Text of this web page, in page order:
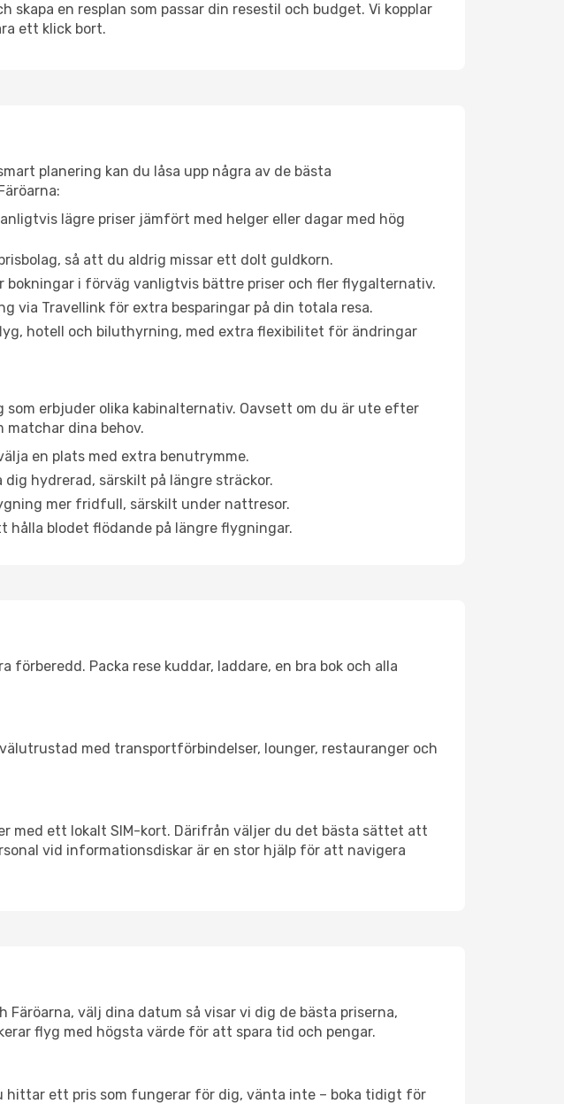
en resplan som passar din resestil och budget. Vi kopplar
ett klick bort.
planering kan du låsa upp några av de bästa
lägre priser jämfört med helger eller dagar med hög
så att du aldrig missar ett dolt guldkorn.
bokningar i förväg vanligtvis bättre priser och fler flygalternativ.
via Travellink för extra besparingar på din totala resa.
hotell och biluthyrning, med extra flexibilitet för ändringar
erbjuder olika kabinalternativ. Oavsett om du är ute efter
dina behov.
en plats med extra benutrymme.
hydrerad, särskilt på längre sträckor.
mer fridfull, särskilt under nattresor.
blodet flödande på längre flygningar.
Packa rese kuddar, laddare, en bra bok och alla
med transportförbindelser, lounger, restauranger och
med ett lokalt SIM-kort. Därifrån väljer du det bästa sättet att
vid informationsdiskar är en stor hjälp för att navigera
välj dina datum så visar vi dig de bästa priserna,
flyg med högsta värde för att spara tid och pengar.
hittar ett pris som fungerar för dig, vänta inte – boka tidigt för